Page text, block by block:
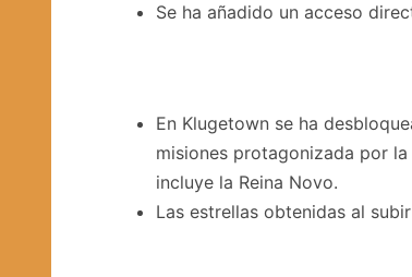
Se ha añadido un acceso
En Klugetown se ha
misiones protagonizada por
incluye la Reina Novo.
Las estrellas obtenidas al